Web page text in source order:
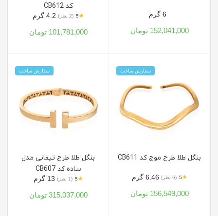
152,041,000 تومان
کد CB612
★
5 (2 نظر)
101,781,000 تومان
سفارش ساخت
بنگل طلا طرح موج کد CB611
★
5 (6 نظر)
156,549,000 تومان
سفارش ساخت
بنگل طلا طرح تیفانی مدل
ساده کد CB607
★
5 (1 نظر)
315,037,000 تومان